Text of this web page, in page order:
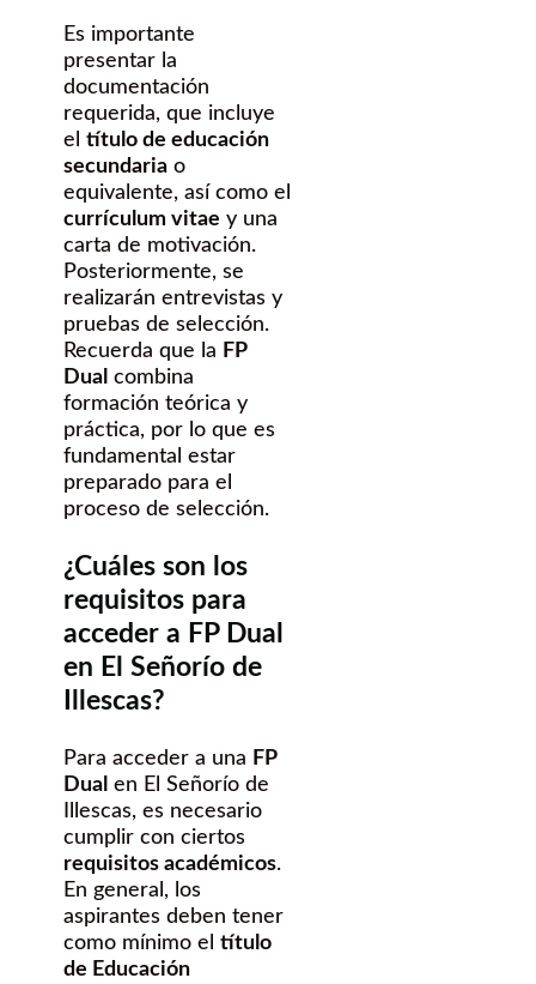
Es importante
presentar la
documentación
requerida, que incluye
el título de educación
secundaria o
equivalente, así como el
currículum vitae y una
carta de motivación.
Posteriormente, se
realizarán entrevistas y
pruebas de selección.
Recuerda que la FP
Dual combina
formación teórica y
práctica, por lo que es
fundamental estar
preparado para el
proceso de selección.
¿Cuáles son los
requisitos para
acceder a FP Dual
en El Señorío de
Illescas?
Para acceder a una FP
Dual en El Señorío de
Illescas, es necesario
cumplir con ciertos
requisitos académicos.
En general, los
aspirantes deben tener
como mínimo el título
de Educación